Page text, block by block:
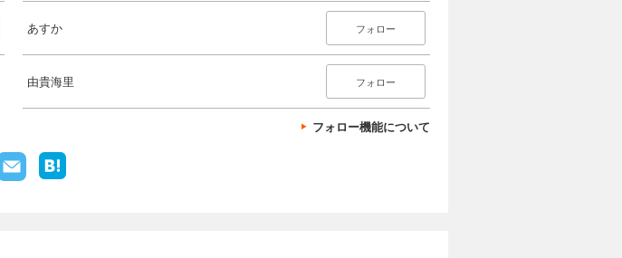
あすか フォロー
由貴海里 フォロー
フォロー機能について